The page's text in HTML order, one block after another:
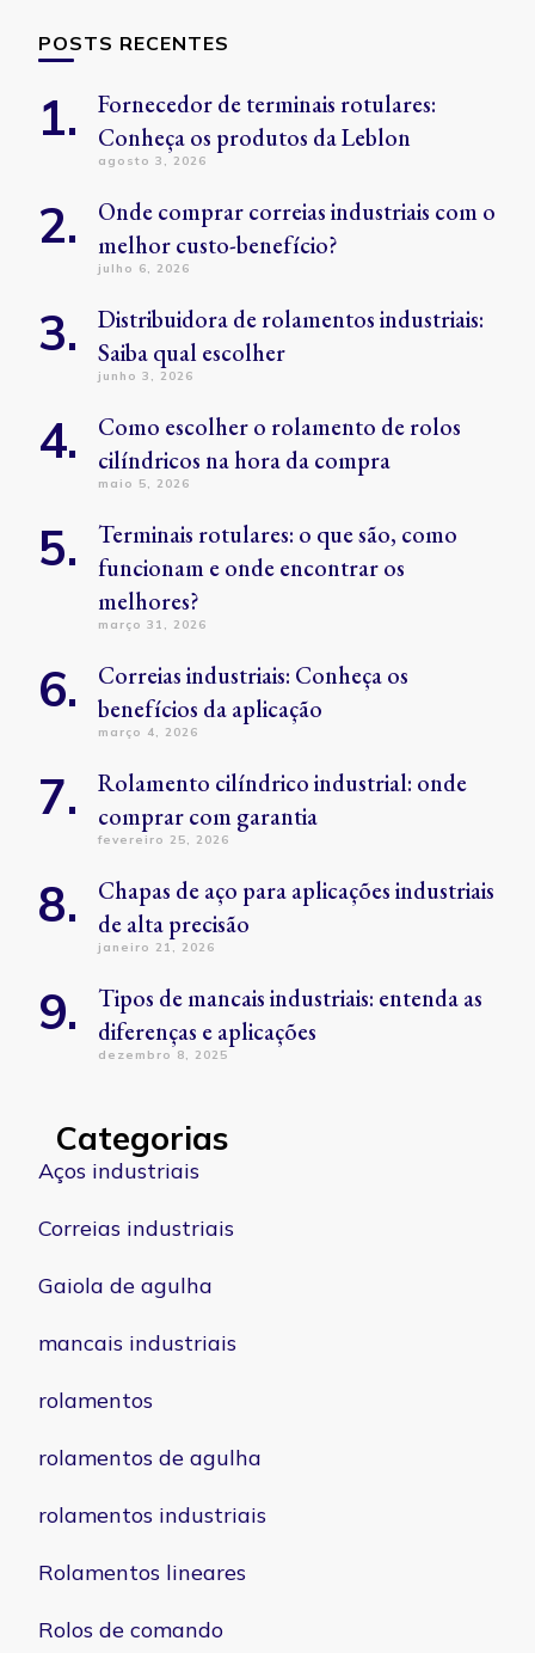
POSTS RECENTES
Fornecedor de terminais rotulares:
Conheça os produtos da Leblon
agosto 3, 2026
Onde comprar correias industriais com o
melhor custo-benefício?
julho 6, 2026
Distribuidora de rolamentos industriais:
Saiba qual escolher
junho 3, 2026
Como escolher o rolamento de rolos
cilíndricos na hora da compra
maio 5, 2026
Terminais rotulares: o que são, como
funcionam e onde encontrar os
melhores?
março 31, 2026
Correias industriais: Conheça os
benefícios da aplicação
março 4, 2026
Rolamento cilíndrico industrial: onde
comprar com garantia
fevereiro 25, 2026
Chapas de aço para aplicações industriais
de alta precisão
janeiro 21, 2026
Tipos de mancais industriais: entenda as
diferenças e aplicações
dezembro 8, 2025
Categorias
Aços industriais
Correias industriais
Gaiola de agulha
mancais industriais
rolamentos
rolamentos de agulha
rolamentos industriais
Rolamentos lineares
Rolos de comando